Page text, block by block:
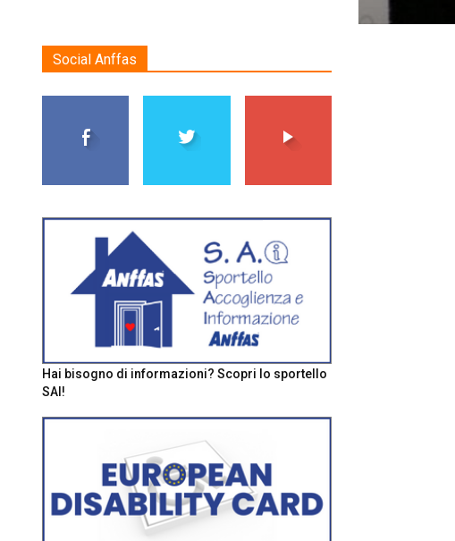
Social Anffas
Hai bisogno di informazioni? Scopri lo sportello
SAI!